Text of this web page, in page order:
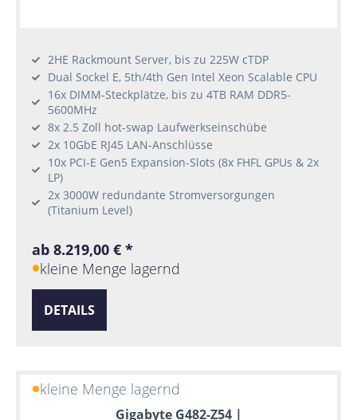
2HE Rackmount Server, bis zu 225W cTDP
Dual Sockel E, 5th/4th Gen Intel Xeon Scalable CPU
16x DIMM-Steckplätze, bis zu 4TB RAM DDR5-
5600MHz
8x 2.5 Zoll hot-swap Laufwerkseinschübe
2x 10GbE RJ45 LAN-Anschlüsse
10x PCI-E Gen5 Expansion-Slots (8x FHFL GPUs & 2x
LP)
2x 3000W redundante Stromversorgungen
(Titanium Level)
ab 8.219,00 € *
kleine Menge lagernd
DETAILS
kleine Menge lagernd
Gigabyte G482-Z54 |